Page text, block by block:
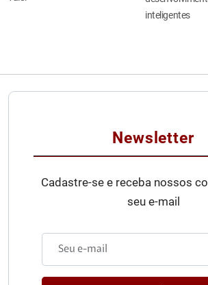
inteligentes
Newsletter
Cadastre-se e receba nossos
seu e-mail